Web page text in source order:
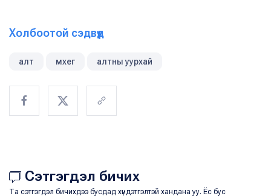
Холбоотой сэдвүүд
алт мхег алтны уурхай
Сэтгэгдэл бичих
Та сэтгэгдэл бичихдээ бусдад хүндэтгэлтэй хандана уу. Ёс бус